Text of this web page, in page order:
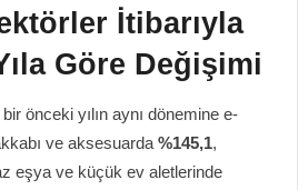
İtibarıyla
Göre Değişimi
bir önceki yılın aynı dönemine e-
ve aksesuarda %145,1,
eşya ve küçük ev aletlerinde